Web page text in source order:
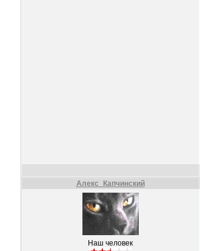
Алекс_Капчинский
Наш человек